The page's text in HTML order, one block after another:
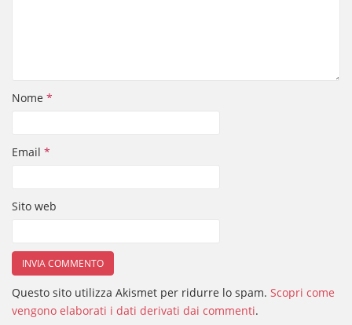
Nome *
Email *
Sito web
Questo sito utilizza Akismet per ridurre lo spam. Scopri come
vengono elaborati i dati derivati dai commenti.